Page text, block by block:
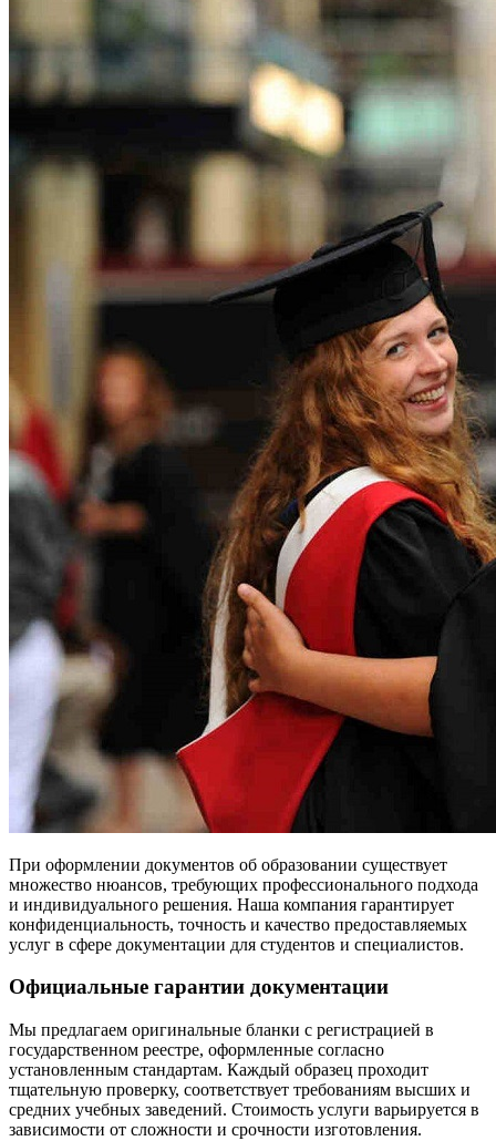
При оформлении документов об образовании существует
множество нюансов, требующих профессионального подхода
и индивидуального решения. Наша компания гарантирует
конфиденциальность, точность и качество предоставляемых
услуг в сфере документации для студентов и специалистов.
Официальные гарантии документации
Мы предлагаем оригинальные бланки с регистрацией в
государственном реестре, оформленные согласно
установленным стандартам. Каждый образец проходит
тщательную проверку, соответствует требованиям высших и
средних учебных заведений. Стоимость услуги варьируется в
зависимости от сложности и срочности изготовления.